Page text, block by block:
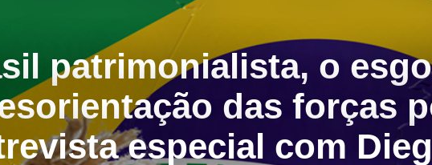
patrimonialista, o
das forças
especial com